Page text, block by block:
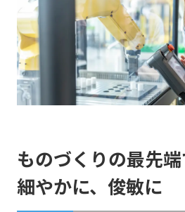
ものづくりの最先端
細やかに、俊敏に